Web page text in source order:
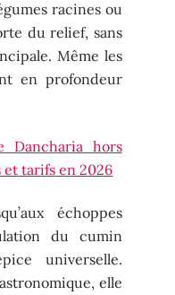
racines ou
du relief, sans
Même les
en profondeur
Dancharia hors
et tarifs en 2026
échoppes
du cumin
universelle.
elle